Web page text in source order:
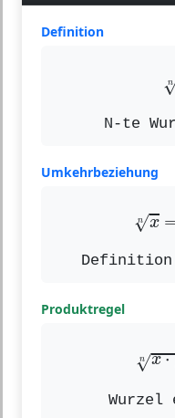
Definition
n
N-te
Umkehrbeziehung
n
√x
x
Definition
Produktregel
n
√x ⋅
x⋅
Wurzel